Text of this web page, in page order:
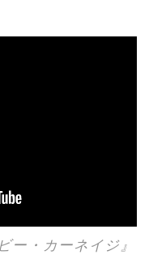
ー・カーネイジ』